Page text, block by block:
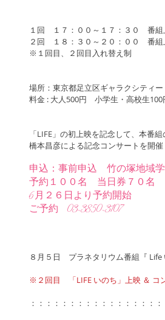
１回　１７：００～１７：３０　番
２回　１８：３０～２０：００　番
※１回目、２回目入れ替え制
場所：東京都足立区ギャラクシティ
料金 : 大人500円　小学生・高校生
「LIFE」の初上映を記念して、本番
橋本昌彦による記念コンサートを開
申込：事前申込　竹の塚地域
予約１００名　当日券７０名
6月２６日より予約開始
ご予約　03-3850-3107
８月５日　プラネタリウム番組『
※２回目　「LIFE いのち」上映 ＆
：：：：：：：：：：：：：：：：